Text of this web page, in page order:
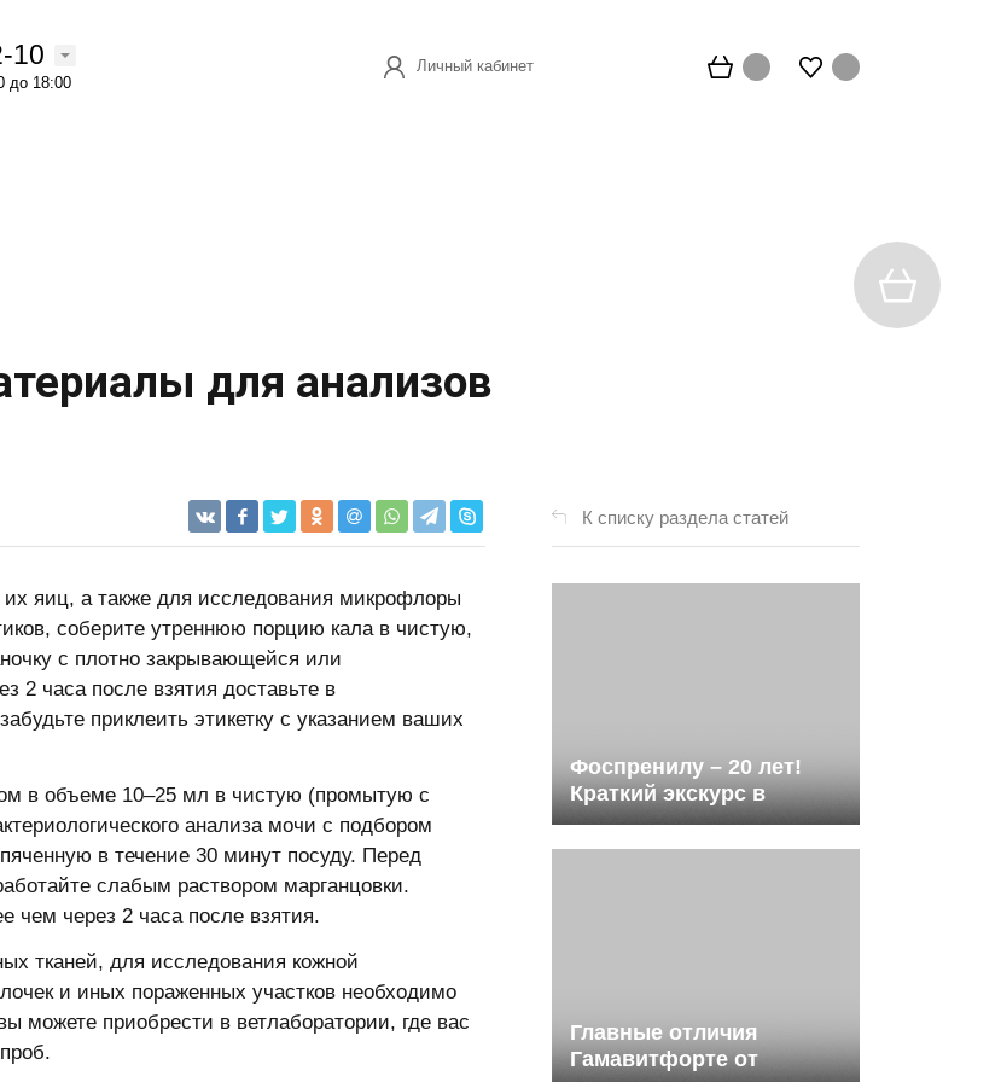
10
до 18:00
Личный кабинет
для анализов
яиц, а также для исследования микрофлоры
соберите утреннюю порцию кала в чистую,
с плотно закрывающейся или
2 часа после взятия доставьте в
приклеить этикетку с указанием ваших
в объеме 10–25 мл в чистую (промытую с
анализа мочи с подбором
в течение 30 минут посуду. Перед
слабым раствором марганцовки.
чем через 2 часа после взятия.
тканей, для исследования кожной
и иных пораженных участков необходимо
можете приобрести в ветлаборатории, где вас
К списку раздела статей
Фоспренилу – 20 лет!
Краткий экскурс в
историю
иммуномодулятора с
Главные отличия
Гамавитфорте от